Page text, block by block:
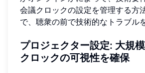
会議クロックの設定を管理する方
で、聴衆の前で技術的なトラブル
プロジェクター設定: 大規
クロックの可視性を確保